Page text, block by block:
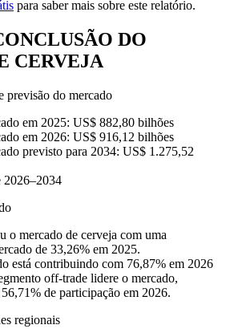
para saber mais sobre este relatório.
DO
CERVEJA
previsão do mercado
em 2025: US$ 882,80 bilhões
em 2026: US$ 916,12 bilhões
previsto para 2034: US$ 1.275,52
o mercado de cerveja com uma
de 33,26% em 2025.
está contribuindo com 76,87% em 2026
off-trade lidere o mercado,
de participação em 2026.
regionais